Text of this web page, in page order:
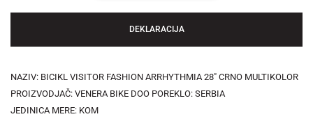
DEKLARACIJA
NAZIV: BICIKL VISITOR FASHION ARRHYTHMIA 28" CRNO MULTIKOLOR
PROIZVODJAČ: VENERA BIKE DOO POREKLO: SERBIA
JEDINICA MERE: KOM